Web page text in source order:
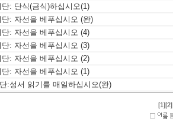
: 단식(금식)하십시오(1)
: 자선을 베푸십시오 (완)
: 자선을 베푸십시오 (4)
: 자선을 베푸십시오 (3)
: 자선을 베푸십시오 (2)
: 자선을 베푸십시오 (1)
:성서 읽기를 매일하십시오(완)
[1][2]